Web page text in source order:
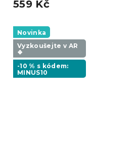
559 Kč
Novinka
Vyzkoušejte v AR
❖
-10 % s kódem:
MINUS10